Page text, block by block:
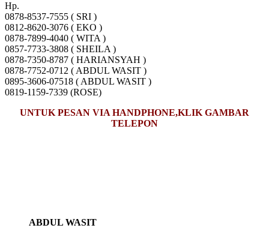
Hp.
0878-8537-7555 ( SRI )
0812-8620-3076 ( EKO )
0878-7899-4040 ( WITA )
0857-7733-3808 ( SHEILA )
0878-7350-8787 ( HARIANSYAH )
0878-7752-0712 ( ABDUL WASIT )
0895-3606-07518 ( ABDUL WASIT )
0819-1159-7339 (ROSE)
UNTUK PESAN VIA HANDPHONE,KLIK GAMBAR
TELEPON
ABDUL WASIT